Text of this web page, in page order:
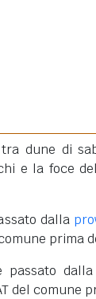
dune di
e la foce
dalla
prima
passato dalla
del comune